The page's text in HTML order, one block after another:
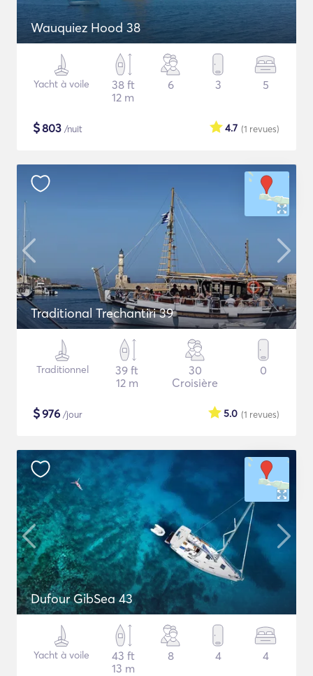
Wauquiez Hood 38
Yacht à voile
38 ft
12 m
6 3 5
$803 /nuit (1 revues)
4.7
Traditional Trechantiri 39
Traditionnel
39 ft
12 m
30
Croisière
0
$976 /jour (1 revues)
5.0
Dufour GibSea 43
Yacht à voile
43 ft
13 m
8 4 4